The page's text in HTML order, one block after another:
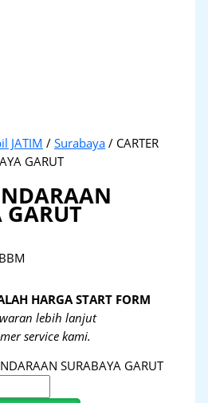
JATIM /Surabaya / CARTER
GARUT
GARUT
HARGA START FORM
lebih lanjut
service kami.
SURABAYA GARUT